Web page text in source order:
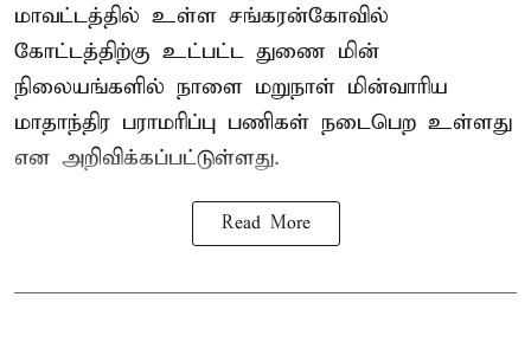
மாவட்டத்தில் உள்ள சங்கரன்கோவில்
கோட்டத்திற்கு உட்பட்ட துணை மின்
நிலையங்களில் நாளை மறுநாள் மின்வாரிய
மாதாந்திர பராமரிப்பு பணிகள் நடைபெற உள்ளது
என அறிவிக்கப்பட்டுள்ளது.
Read More